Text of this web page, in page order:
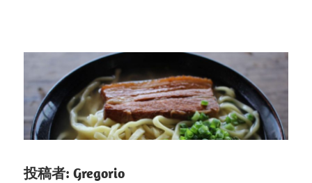
が
く、
至
の
投稿者: Gregorio